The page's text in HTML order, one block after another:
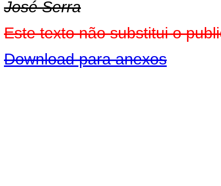
José Serra
Este texto não substitui o
Download para anexos